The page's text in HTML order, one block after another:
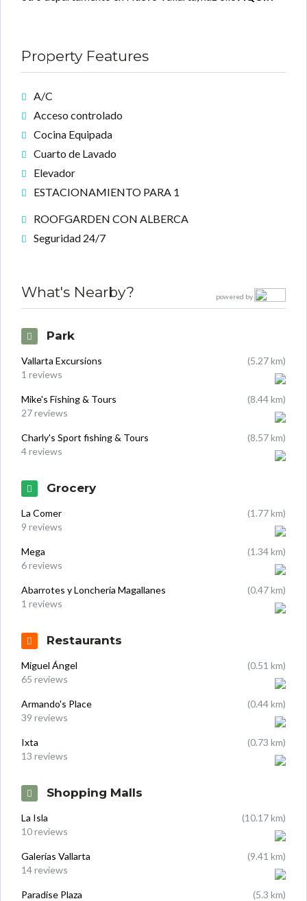
Property Features
A/C
Acceso controlado
Cocina Equipada
Cuarto de Lavado
Elevador
ESTACIONAMIENTO PARA 1
ROOFGARDEN CON ALBERCA
Seguridad 24/7
powered by
What's Nearby?
Park
Vallarta Excursions
(5.27 km)
1 reviews
Mike's Fishing & Tours
(8.44 km)
27 reviews
Charly's Sport fishing & Tours
(8.57 km)
4 reviews
Grocery
La Comer
(1.77 km)
9 reviews
Mega
(1.34 km)
6 reviews
Abarrotes y Loncheria Magallanes
(0.47 km)
1 reviews
Restaurants
Miguel Ángel
(0.51 km)
65 reviews
Armando's Place
(0.44 km)
39 reviews
Ixta
(0.73 km)
13 reviews
Shopping Malls
La Isla
(10.17 km)
10 reviews
Galerías Vallarta
(9.41 km)
14 reviews
Paradise Plaza
(5.3 km)